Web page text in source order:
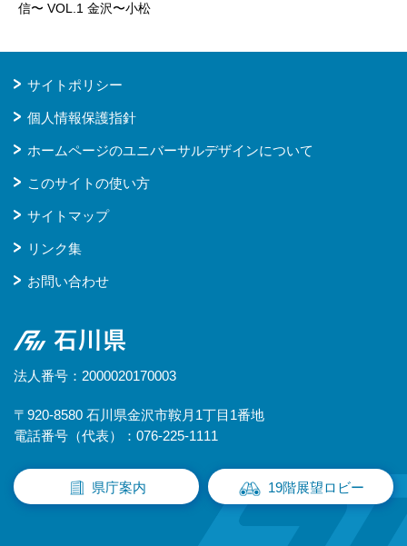
信〜 VOL.1 金沢〜小松
サイトポリシー
個人情報保護指針
ホームページのユニバーサルデザインについて
このサイトの使い方
サイトマップ
リンク集
お問い合わせ
石川県
法人番号：2000020170003
〒920-8580 石川県金沢市鞍月1丁目1番地
電話番号（代表）：076-225-1111
県庁案内 19階展望ロビー